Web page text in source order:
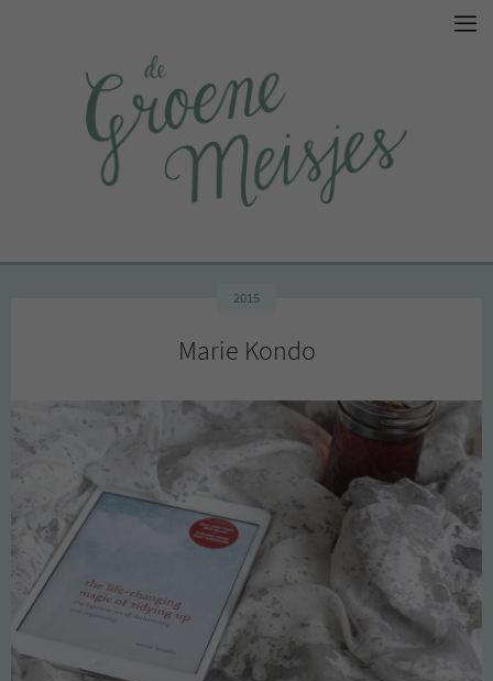
2015
Marie Kondo